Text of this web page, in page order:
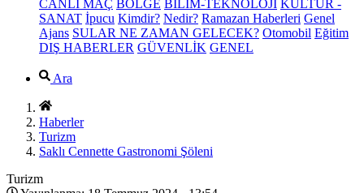
CANLI MAÇ BÖLGE BİLİM-TEKNOLOJİ KÜLTÜR -
SANAT İpucu Kimdir? Nedir? Ramazan Haberleri Genel
Ajans SULAR NE ZAMAN GELECEK? Otomobil Eğitim
DIŞ HABERLER GÜVENLİK GENEL
Ara
Haberler
Turizm
Saklı Cennette Gastronomi Şöleni
Turizm